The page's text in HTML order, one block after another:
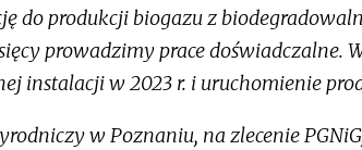
do produkcji biogazu z
prowadzimy prace doświadczalne.
instalacji w 2023 r. i uruchomienie
w Poznaniu, na zlecenie